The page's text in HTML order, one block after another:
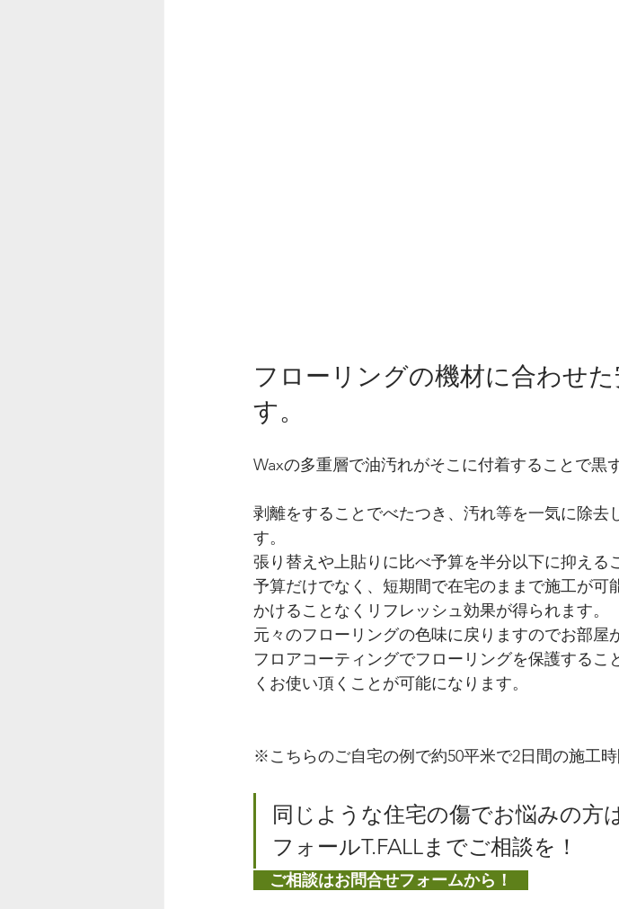
フローリングの機材に合わせ
す。
Waxの多重層で油汚れがそこに付着することで黒
剥離をすることでべたつき、汚れ等を一気に除去
す。
張り替えや上貼りに比べ予算を半分以下に抑える
予算だけでなく、短期間で在宅のままで施工が可
かけることなくリフレッシュ効果が得られます。
元々のフローリングの色味に戻りますのでお部屋
フロアコーティングでフローリングを保護する
くお使い頂くことが可能になります。
※こちらのご自宅の例で約50平米で2日間の施工時
同じような住宅の傷でお悩みの方
フォールT.FALLまでご相談を！
ご相談はお問合せフォームから！